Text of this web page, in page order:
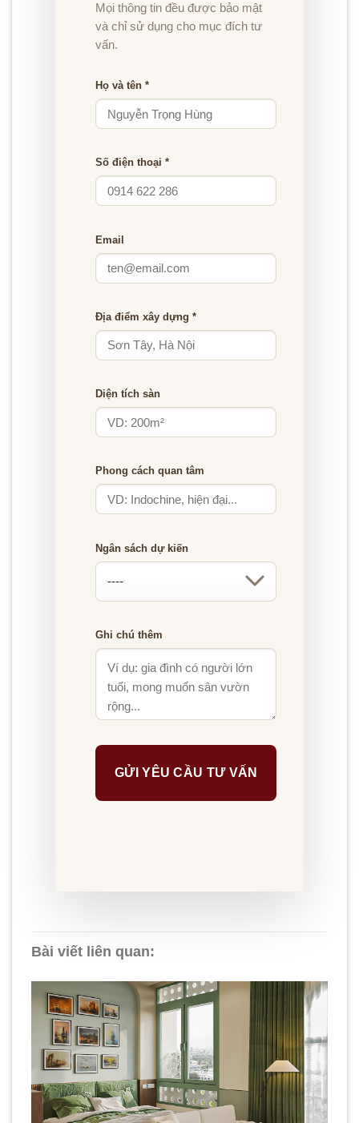
Mọi thông tin đều được bảo mật
và chỉ sử dụng cho mục đích tư
vấn.
Họ và tên *
Số điện thoại *
Email
Địa điểm xây dựng *
Diện tích sàn
Phong cách quan tâm
Ngân sách dự kiến
Ghi chú thêm
Bài viết liên quan: